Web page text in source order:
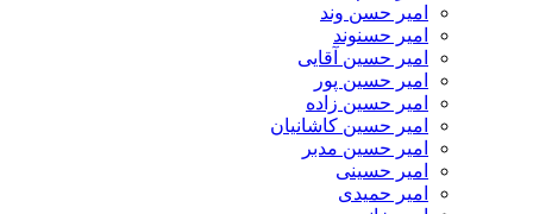
امیر حسن وند
امیر حسنوند
امیر حسین آقایی
امیر حسین پور
امیر حسین زاده
امیر حسین کاشانیان
امیر حسین مدبر
امیر حسینی
امیر حمیدی